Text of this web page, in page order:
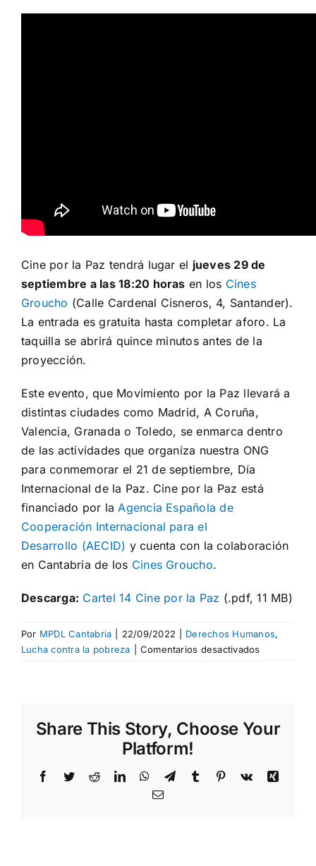
Cine por la Paz tendrá lugar el jueves 29 de
septiembre a las 18:20 horas en los Cines
Groucho (Calle Cardenal Cisneros, 4, Santander).
La entrada es gratuita hasta completar aforo. La
taquilla se abrirá quince minutos antes de la
proyección.
Este evento, que Movimiento por la Paz llevará a
distintas ciudades como Madrid, A Coruña,
Valencia, Granada o Toledo, se enmarca dentro
de las actividades que organiza nuestra ONG
para conmemorar el 21 de septiembre, Día
Internacional de la Paz. Cine por la Paz está
financiado por laAgencia Española de
Cooperación Internacional para el
Desarrollo (AECID) y cuenta con la colaboración
en Cantabria de los Cines Groucho.
Descarga: Cartel 14 Cine por la Paz (.pdf, 11 MB)
Por MPDL Cantabria 22/09/2022 Derechos Humanos,
Lucha contra la pobreza
Comentarios desactivadosen
abordará
Share This Story, Choose Your
Platform!
Facebook
TwitterRedditLinkedInWhatsApp
TelegramTumblr Pinterest
Vk
Xing
Correo